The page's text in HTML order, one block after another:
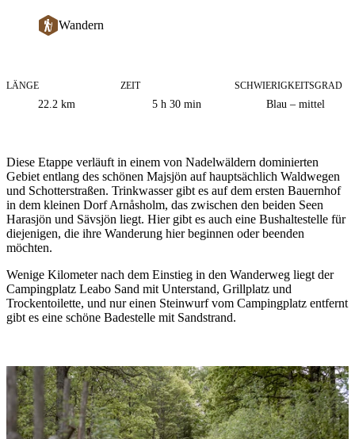
Wandern
Informationen
zum
LÄNGE
22.2 km
ZEIT
5 h 30 min
SCHWIERIGKEITSGRAD
Blau – mittel
Diese Etappe verläuft in einem von Nadelwäldern dominierten
Gebiet entlang des schönen Majsjön auf hauptsächlich Waldwegen
und Schotterstraßen. Trinkwasser gibt es auf dem ersten Bauernhof
in dem kleinen Dorf Arnåsholm, das zwischen den beiden Seen
Harasjön und Sävsjön liegt. Hier gibt es auch eine Bushaltestelle für
diejenigen, die ihre Wanderung hier beginnen oder beenden
möchten.
Wenige Kilometer nach dem Einstieg in den Wanderweg liegt der
Campingplatz Leabo Sand mit Unterstand, Grillplatz und
Trockentoilette, und nur einen Steinwurf vom Campingplatz entfernt
gibt es eine schöne Badestelle mit Sandstrand.
Bildergalerie